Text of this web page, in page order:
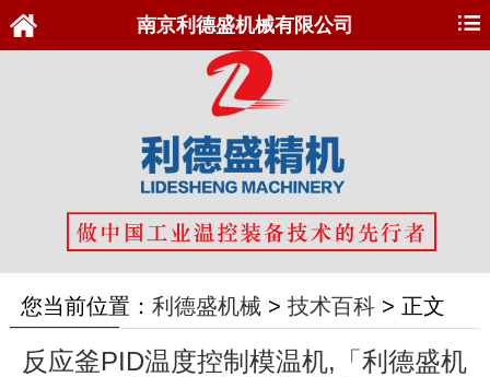
南京利德盛机械有限公司
您当前位置： 利德盛机械 > 技术百科 > 正文
反应釜PID温度控制模温机,「利德盛机